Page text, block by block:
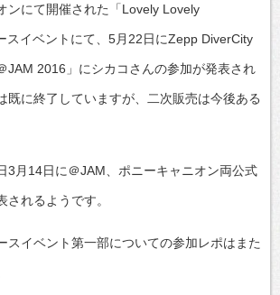
ンにて開催された「Lovely Lovely
スイベントにて、5月22日にZepp DiverCity
JAM 2016」にシカコさんの参加が発表され
既に終了していますが、二次販売は今後ある
3月14日に＠JAM、ポニーキャニオン両公式
れるようです。
スイベント第一部についての参加レポはまた